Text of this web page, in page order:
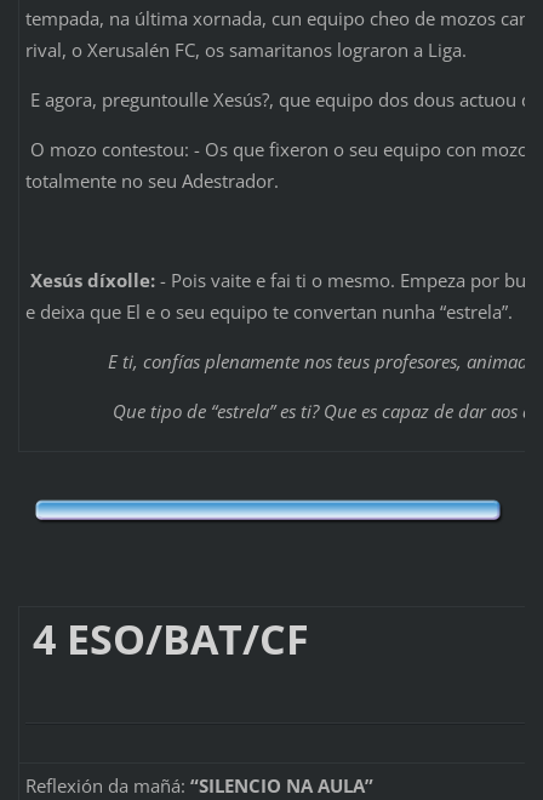
tempada, na última xornada, cun equipo cheo de mozos
rival, o Xerusalén FC, os samaritanos lograron a Liga.
E agora, preguntoulle Xesús?, que equipo dos dous actuou
O mozo contestou: - Os que fixeron o seu equipo con
totalmente no seu Adestrador.
Xesús díxolle:- Pois vaite e fai ti o mesmo. Empeza por
e deixa que El e o seu equipo te convertan nunha “estrela”.
E ti, confías plenamente nos teus profesores,
Que tipo de “estrela” es ti? Que es capaz de dar aos
4 ESO/
Reflexión da mañá: “SILENCIO NA AULA”